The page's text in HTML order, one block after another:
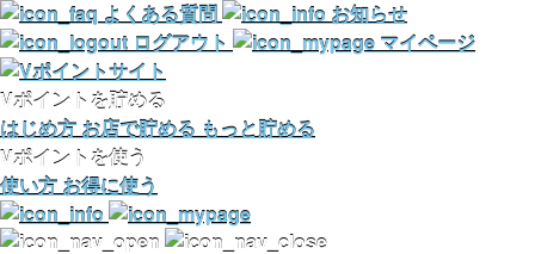
よくある質問
お知らせ
ログアウト
マイページ
Vポイントを貯める
はじめ方 お店で貯める もっと貯める
Vポイントを使う
使い方 お得に使う